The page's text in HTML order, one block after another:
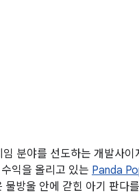
임 분야를 선도하는 개발사이
익을 올리고 있는 Panda
물방울 안에 갇힌 아기 판다